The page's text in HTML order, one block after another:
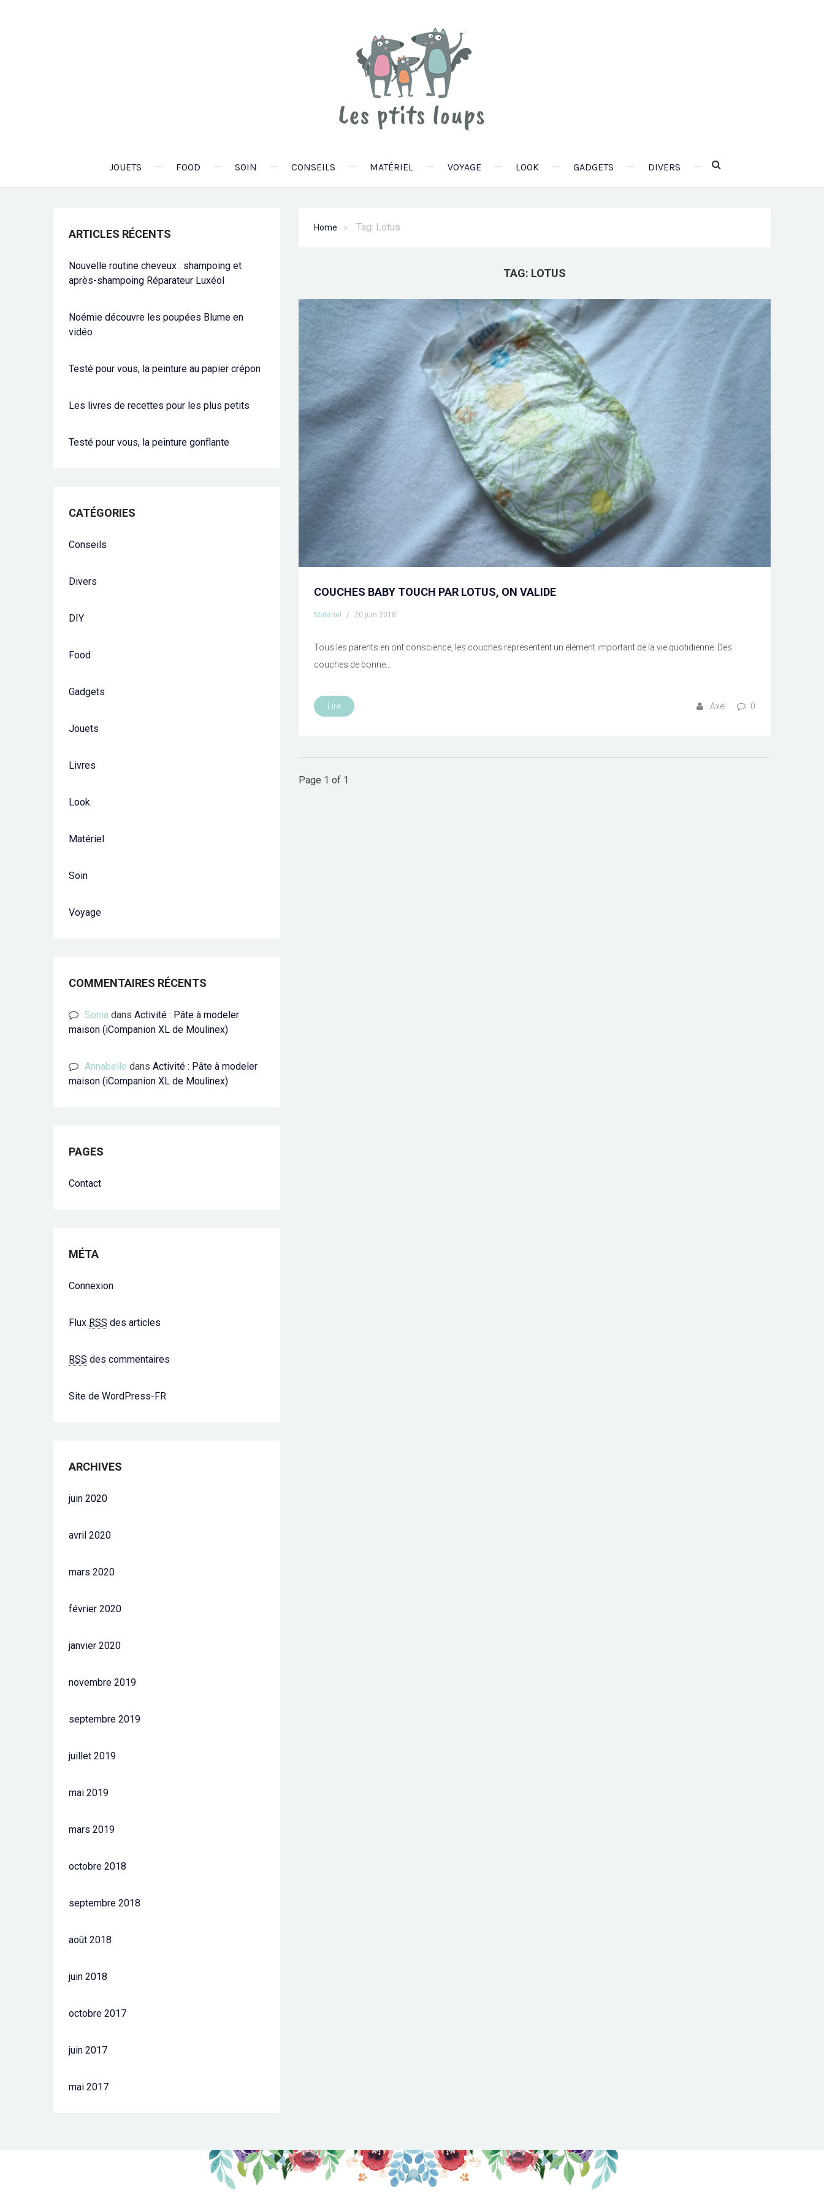
JOUETS FOOD SOIN CONSEILS MATÉRIEL VOYAGE LOOK GADGETS DIVERS
Home Tag: Lotus
TAG: LOTUS
COUCHES BABY TOUCH PAR LOTUS, ON VALIDE
Matériel / 20 juin 2018
Tous les parents en ont conscience, les couches représentent un élément important de la vie quotidienne. Des
couches de bonne…
Lire Axel 0
Page 1 of 1
ARTICLES RÉCENTS
Nouvelle routine cheveux : shampoing et
après-shampoing Réparateur Luxéol
Noémie découvre les poupées Blume en
vidéo
Testé pour vous, la peinture au papier crépon
Les livres de recettes pour les plus petits
Testé pour vous, la peinture gonflante
CATÉGORIES
Conseils
Divers
DIY
Food
Gadgets
Jouets
Livres
Look
Matériel
Soin
Voyage
COMMENTAIRES RÉCENTS
Sonia dans Activité : Pâte à modeler
maison (iCompanion XL de Moulinex)
Annabelle dans Activité : Pâte à modeler
maison (iCompanion XL de Moulinex)
PAGES
Contact
MÉTA
Connexion
Flux RSS des articles
RSS des commentaires
Site de WordPress-FR
ARCHIVES
juin 2020
avril 2020
mars 2020
février 2020
janvier 2020
novembre 2019
septembre 2019
juillet 2019
mai 2019
mars 2019
octobre 2018
septembre 2018
août 2018
juin 2018
octobre 2017
juin 2017
mai 2017